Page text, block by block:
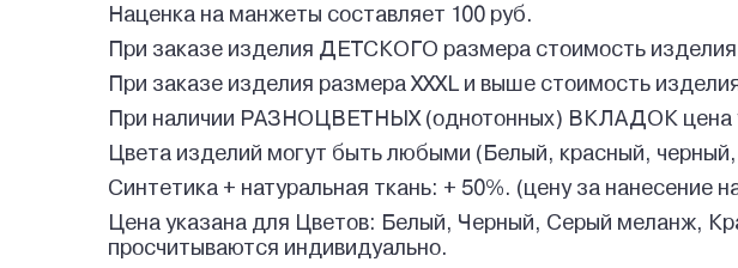
Наценка на манжеты составляет 100 руб.
При заказе изделия ДЕТСКОГО размера стоимость
При заказе изделия размера XXXL и выше стоимость
При наличии РАЗНОЦВЕТНЫХ (однотонных) ВКЛАДОК цена
Цвета изделий могут быть любыми (Белый, красный,
Синтетика + натуральная ткань: + 50%. (цену за
Цена указана для Цветов: Белый, Черный, Серый меланж,
просчитываются индивидуально.